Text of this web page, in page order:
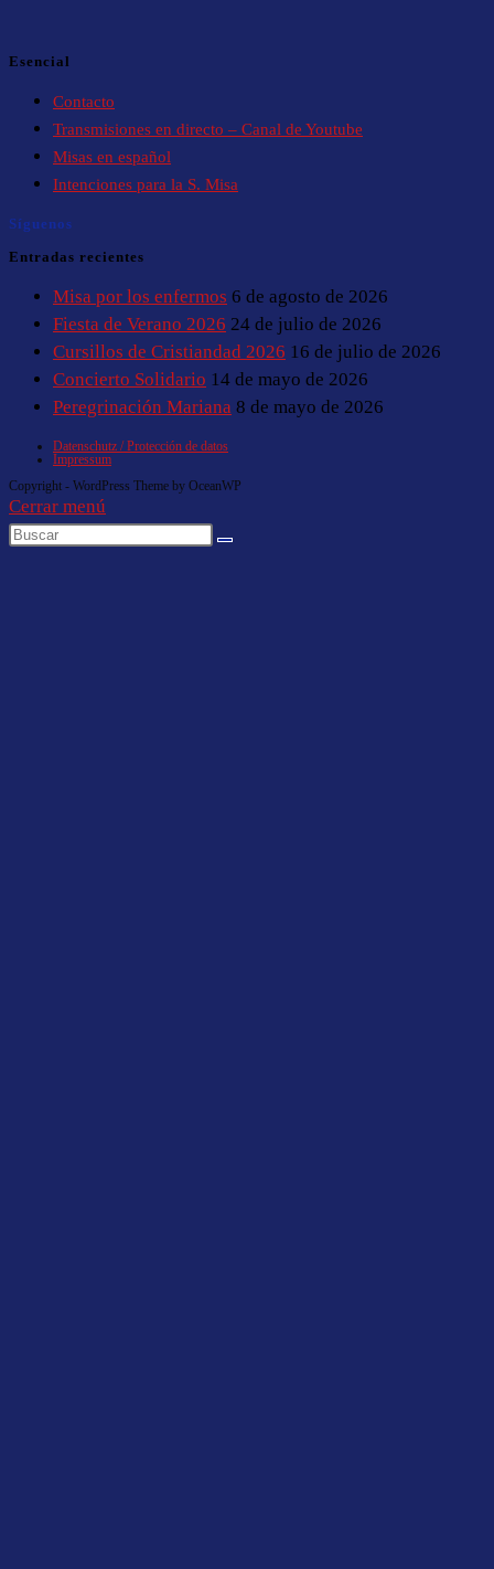
Esencial
Contacto
Transmisiones en directo – Canal de Youtube
Misas en español
Intenciones para la S. Misa
Síguenos
Entradas recientes
Misa por los enfermos 6 de agosto de 2026
Fiesta de Verano 2026 24 de julio de 2026
Cursillos de Cristiandad 2026 16 de julio de 2026
Concierto Solidario 14 de mayo de 2026
Peregrinación Mariana 8 de mayo de 2026
Datenschutz / Protección de datos
Impressum
Copyright - WordPress Theme by OceanWP
Cerrar menú